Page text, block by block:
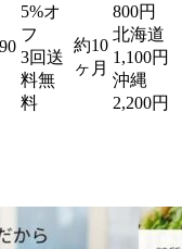
5%オ
フ
3回送
料無
料
約10
ヶ月
800円
北海道
1,100円
沖縄
2,200円